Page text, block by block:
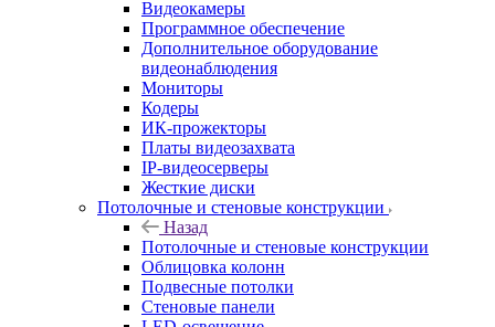
Видеокамеры
Программное обеспечение
Дополнительное оборудование
видеонаблюдения
Мониторы
Кодеры
ИК-прожекторы
Платы видеозахвата
IP-видеосерверы
Жесткие диски
Потолочные и стеновые конструкции
Назад
Потолочные и стеновые конструкции
Облицовка колонн
Подвесные потолки
Стеновые панели